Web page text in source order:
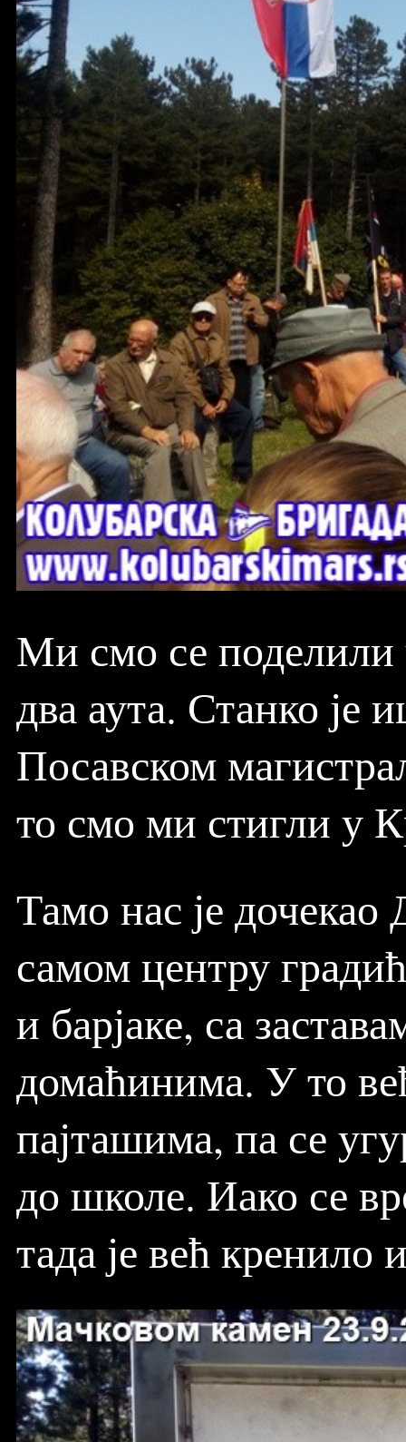
Ми смо се поделили
два аута. Станко је
Посавском
то смо ми стигли у
Тамо нас је дочекао
самом центру
и барјаке, са
домаћинима. У то
пајташима, па се
до школе. Иако се
тада је већ кренило